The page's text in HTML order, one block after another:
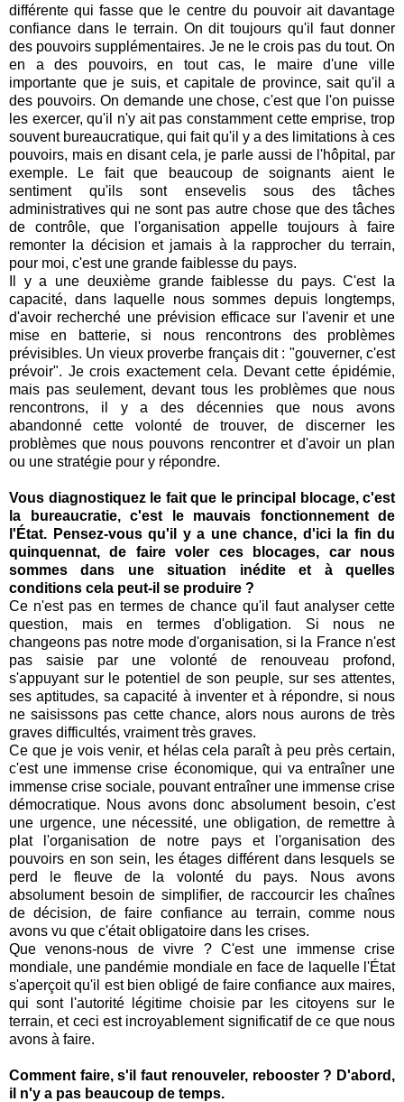
différente qui fasse que le centre du pouvoir ait davantage
confiance dans le terrain. On dit toujours qu'il faut donner
des pouvoirs supplémentaires. Je ne le crois pas du tout. On
en a des pouvoirs, en tout cas, le maire d'une ville
importante que je suis, et capitale de province, sait qu'il a
des pouvoirs. On demande une chose, c'est que l'on puisse
les exercer, qu'il n'y ait pas constamment cette emprise, trop
souvent bureaucratique, qui fait qu'il y a des limitations à ces
pouvoirs, mais en disant cela, je parle aussi de l'hôpital, par
exemple. Le fait que beaucoup de soignants aient le
sentiment qu'ils sont ensevelis sous des tâches
administratives qui ne sont pas autre chose que des tâches
de contrôle, que l'organisation appelle toujours à faire
remonter la décision et jamais à la rapprocher du terrain,
pour moi, c'est une grande faiblesse du pays.
Il y a une deuxième grande faiblesse du pays. C'est la
capacité, dans laquelle nous sommes depuis longtemps,
d'avoir recherché une prévision efficace sur l'avenir et une
mise en batterie, si nous rencontrons des problèmes
prévisibles. Un vieux proverbe français dit : "gouverner, c'est
prévoir". Je crois exactement cela. Devant cette épidémie,
mais pas seulement, devant tous les problèmes que nous
rencontrons, il y a des décennies que nous avons
abandonné cette volonté de trouver, de discerner les
problèmes que nous pouvons rencontrer et d'avoir un plan
ou une stratégie pour y répondre.
Vous diagnostiquez le fait que le principal blocage, c'est
la bureaucratie, c'est le mauvais fonctionnement de
l'État. Pensez-vous qu'il y a une chance, d'ici la fin du
quinquennat, de faire voler ces blocages, car nous
sommes dans une situation inédite et à quelles
conditions cela peut-il se produire ?
Ce n'est pas en termes de chance qu'il faut analyser cette
question, mais en termes d'obligation. Si nous ne
changeons pas notre mode d'organisation, si la France n'est
pas saisie par une volonté de renouveau profond,
s'appuyant sur le potentiel de son peuple, sur ses attentes,
ses aptitudes, sa capacité à inventer et à répondre, si nous
ne saisissons pas cette chance, alors nous aurons de très
graves difficultés, vraiment très graves.
Ce que je vois venir, et hélas cela paraît à peu près certain,
c'est une immense crise économique, qui va entraîner une
immense crise sociale, pouvant entraîner une immense crise
démocratique. Nous avons donc absolument besoin, c'est
une urgence, une nécessité, une obligation, de remettre à
plat l'organisation de notre pays et l'organisation des
pouvoirs en son sein, les étages différent dans lesquels se
perd le fleuve de la volonté du pays. Nous avons
absolument besoin de simplifier, de raccourcir les chaînes
de décision, de faire confiance au terrain, comme nous
avons vu que c'était obligatoire dans les crises.
Que venons-nous de vivre ? C'est une immense crise
mondiale, une pandémie mondiale en face de laquelle l'État
s'aperçoit qu'il est bien obligé de faire confiance aux maires,
qui sont l'autorité légitime choisie par les citoyens sur le
terrain, et ceci est incroyablement significatif de ce que nous
avons à faire.
Comment faire, s'il faut renouveler, rebooster ? D'abord,
il n'y a pas beaucoup de temps.